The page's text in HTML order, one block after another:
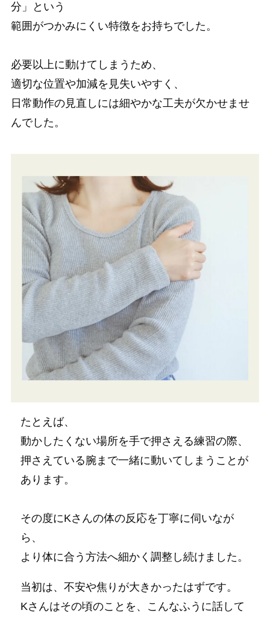
分」という
範囲がつかみにくい特徴をお持ちでした。
必要以上に動けてしまうため、
適切な位置や加減を見失いやすく、
日常動作の見直しには細やかな工夫が欠かせませ
んでした。
たとえば、
動かしたくない場所を手で押さえる練習の際、
押さえている腕まで一緒に動いてしまうことが
あります。
その度にKさんの体の反応を丁寧に伺いなが
ら、
より体に合う方法へ細かく調整し続けました。
当初は、不安や焦りが大きかったはずです。
Kさんはその頃のことを、こんなふうに話して